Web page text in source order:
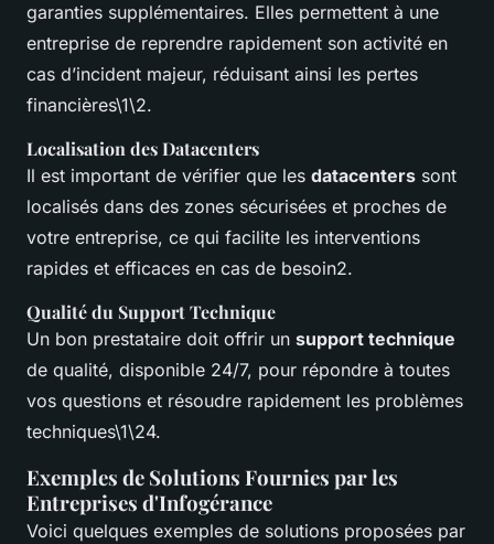
garanties supplémentaires. Elles permettent à une
entreprise de reprendre rapidement son activité en
cas d’incident majeur, réduisant ainsi les pertes
financières\1\2.
Localisation des Datacenters
Il est important de vérifier que les datacenters sont
localisés dans des zones sécurisées et proches de
votre entreprise, ce qui facilite les interventions
rapides et efficaces en cas de besoin2.
Qualité du Support Technique
Un bon prestataire doit offrir un support technique
de qualité, disponible 24/7, pour répondre à toutes
vos questions et résoudre rapidement les problèmes
techniques\1\24.
Exemples de Solutions Fournies par les
Entreprises d'Infogérance
Voici quelques exemples de solutions proposées par